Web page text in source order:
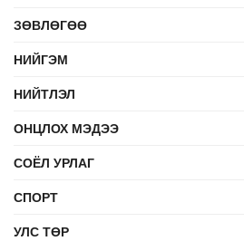
ЗӨВЛӨГӨӨ
НИЙГЭМ
НИЙТЛЭЛ
ОНЦЛОХ МЭДЭЭ
СОЁЛ УРЛАГ
СПОРТ
УЛС ТӨР